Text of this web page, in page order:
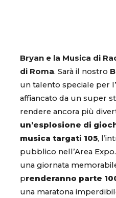
Bryan e la Musica di
di Roma. Sarà il nostro
un talento speciale per
affiancato da un super
rendere ancora più
un’esplosione di
musica targati 105,
pubblico nell’Area
una giornata
prenderanno parte
una maratona